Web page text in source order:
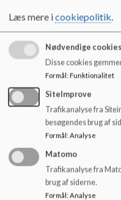
Udvikling for alle børn der
Læs mere
Læs mere icookiepolitik.
Nødvendige cookies
Disse cookies
Formål: Funktionalitet
SiteImprove
Trafikanalyse fra
besøgendes brug af
Formål: Analyse
Matomo
Trafikanalyse fra
brug af siderne.
Formål: Analyse